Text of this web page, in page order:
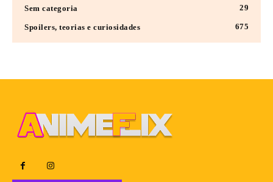
Sem categoria 29
Spoilers, teorias e curiosidades 675